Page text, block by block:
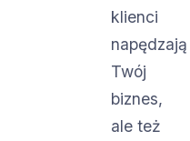
klienci
napędzają
Twój
biznes,
ale też